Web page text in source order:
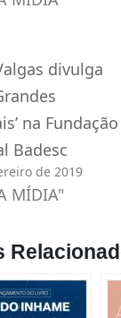
divulga
na Fundação
Badesc
de 2019
MÍDIA"